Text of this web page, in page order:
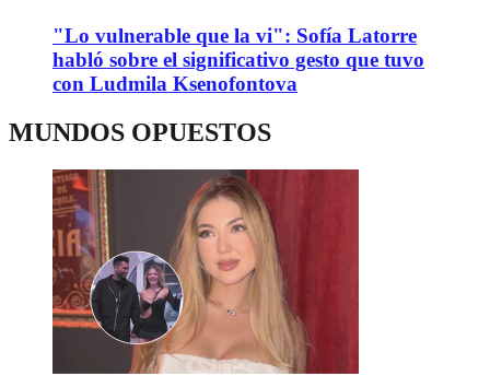
"Lo vulnerable que la vi": Sofía Latorre
habló sobre el significativo gesto que tuvo
con Ludmila Ksenofontova
MUNDOS OPUESTOS